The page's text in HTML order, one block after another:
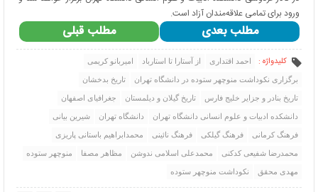
ورود برای تمامی علاقه‌مندان آزاد است.
مطلب قبلی مطلب بعدی
کلیدواژه : احمد اقتداری از آستارا تا استارباد امیربانو کریمی
برگزاری نکوداشت منوچهر ستوده در دانشگاه تهران تاریخ بدخشان
تاریخ بنادر و جزایر خلیج فارس تاریخ گیلان و دیلمستان جغرافیای اصفهان
دانشکده ادبیات و علوم انسانی دانشگاه تهران دانشگاه تهران شیرین بیانی
فرهنگ کرمانی فرهنگ گیلکی فرهنگ نائینی محمدابراهیم باستانی پاریزی
محمدرضا شفیعی کدکنی محمدعلی اسلامی ندوشن مظاهر مصفا منوچهر ستوده
مهدی محقق نکوداشت منوچهر ستوده